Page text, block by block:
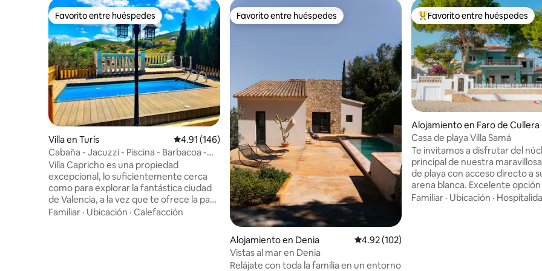
Favorito entre huéspedes
Favorito entre huéspedes
Villa en Turís Calificación promedio: 4.91 de 5, 146 reseñas
4.91 (146)
Cabaña - Jacuzzi - Piscina - Barbacoa -
Valencia a 35 min
Villa Capricho es una propiedad
excepcional, lo suficientemente cerca
como para explorar la fantástica ciudad
de Valencia, a la vez que te ofrece la paz
y la tranquilidad de la campiña española.
Familiar · Ubicación · Calefacción
Favorito entre huéspedes
Favorito entre huéspedes
Alojamiento en Denia Calificación promedio: 4.92 de 5, 102 reseñas
4.92 (102)
Vistas al mar en Denia
Relájate con toda la familia en un entorno
Favorito entre huéspedes
Favorito entre huéspedes
Alojamiento en Faro de Cullera
Casa de playa Villa Samá
Te invitamos a disfrutar del
principal de nuestra maravillosa
de playa con acceso directo a
arena blanca. Excelente
dejar atrás la rutina y conectar
Familiar · Ubicación ·